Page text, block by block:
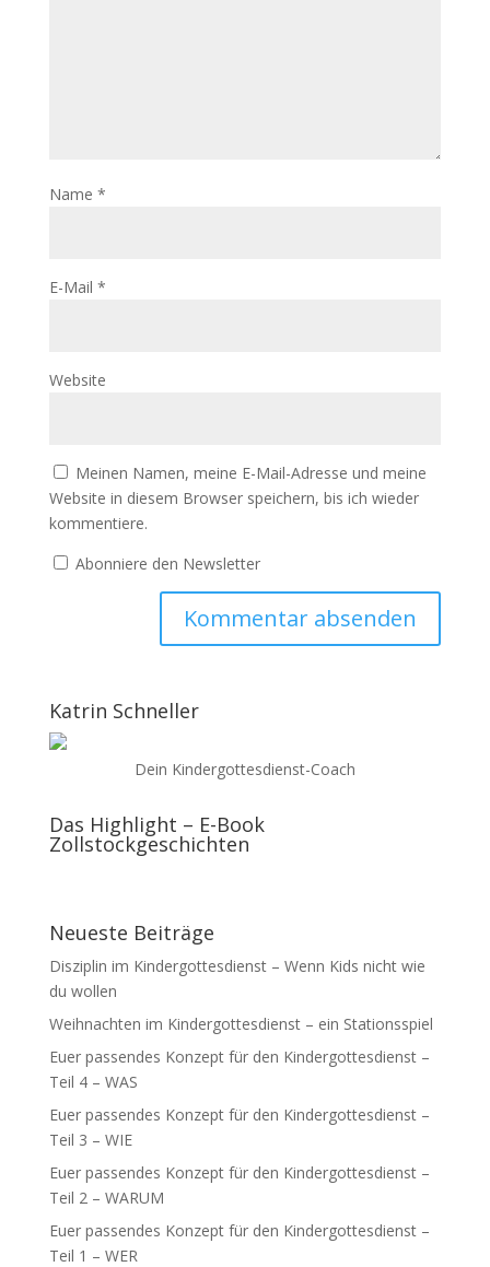
Name *
E-Mail *
Website
Meinen Namen, meine E-Mail-Adresse und meine
Website in diesem Browser speichern, bis ich wieder
kommentiere.
Abonniere den Newsletter
Katrin Schneller
Dein Kindergottesdienst-Coach
Das Highlight – E-Book
Zollstockgeschichten
Neueste Beiträge
Disziplin im Kindergottesdienst – Wenn Kids nicht wie
du wollen
Weihnachten im Kindergottesdienst – ein Stationsspiel
Euer passendes Konzept für den Kindergottesdienst –
Teil 4 – WAS
Euer passendes Konzept für den Kindergottesdienst –
Teil 3 – WIE
Euer passendes Konzept für den Kindergottesdienst –
Teil 2 – WARUM
Euer passendes Konzept für den Kindergottesdienst –
Teil 1 – WER